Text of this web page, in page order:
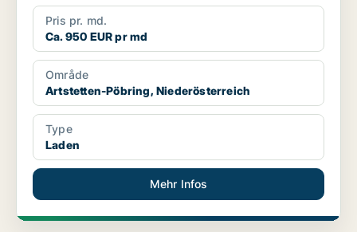
Pris pr. md.
Ca. 950 EUR pr md
Område
Artstetten-Pöbring, Niederösterreich
Type
Laden
Mehr Infos